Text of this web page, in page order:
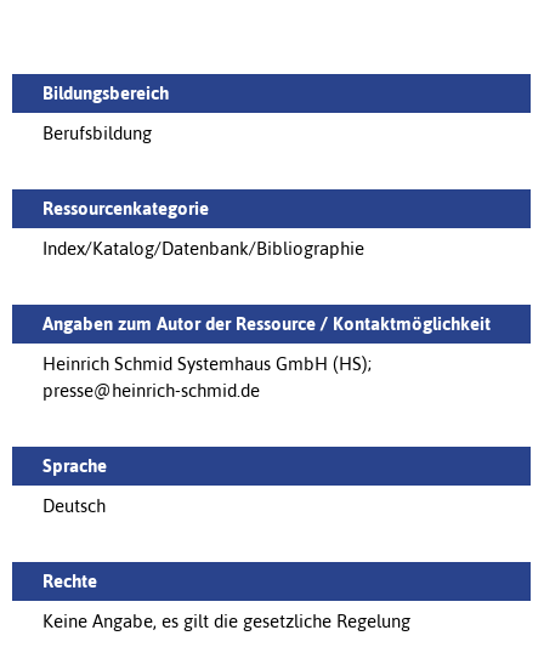
Bildungsbereich
Berufsbildung
Ressourcenkategorie
Index/Katalog/Datenbank/Bibliographie
Angaben zum Autor der Ressource / Kontaktmöglichkeit
Heinrich Schmid Systemhaus GmbH (HS);
presse@heinrich-schmid.de
Sprache
Deutsch
Rechte
Keine Angabe, es gilt die gesetzliche Regelung